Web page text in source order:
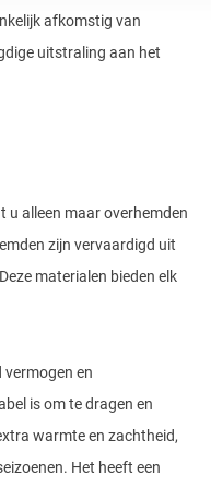
afkomstig van
uitstraling aan het
u alleen maar overhemden
zijn vervaardigd uit
materialen bieden elk
en
is om te dragen en
warmte en zachtheid,
Het heeft een